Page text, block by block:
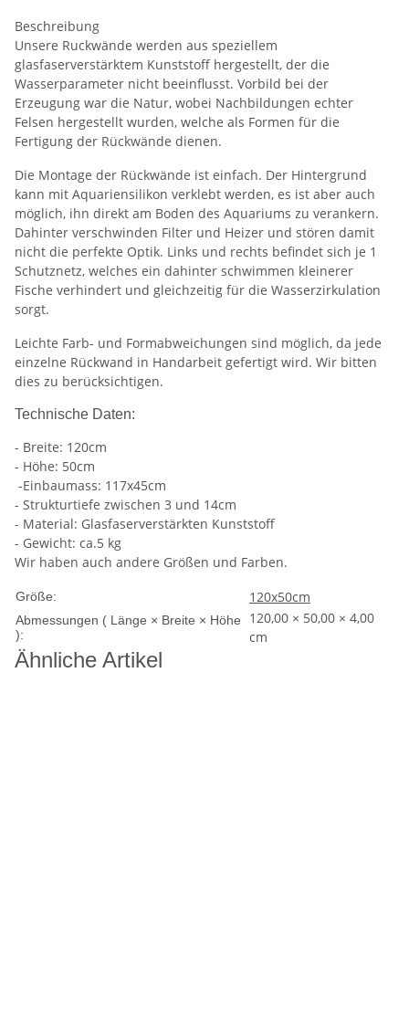
Beschreibung
Unsere Ruckwände werden aus speziellem
glasfaserverstärktem Kunststoff hergestellt, der die
Wasserparameter nicht beeinflusst. Vorbild bei der
Erzeugung war die Natur, wobei Nachbildungen echter
Felsen hergestellt wurden, welche als Formen für die
Fertigung der Rückwände dienen.
Die Montage der Rückwände ist einfach. Der Hintergrund
kann mit Aquariensilikon verklebt werden, es ist aber auch
möglich, ihn direkt am Boden des Aquariums zu verankern.
Dahinter verschwinden Filter und Heizer und stören damit
nicht die perfekte Optik. Links und rechts befindet sich je 1
Schutznetz, welches ein dahinter schwimmen kleinerer
Fische verhindert und gleichzeitig für die Wasserzirkulation
sorgt.
Leichte Farb- und Formabweichungen sind möglich, da jede
einzelne Rückwand in Handarbeit gefertigt wird. Wir bitten
dies zu berücksichtigen.
Technische Daten:
- Breite: 120cm
- Höhe: 50cm
-Einbaumass: 117x45cm
- Strukturtiefe zwischen 3 und 14cm
- Material: Glasfaserverstärkten Kunststoff
- Gewicht: ca.5 kg
Wir haben auch andere Größen und Farben.
Größe: 120x50cm
Abmessungen ( Länge × Breite × Höhe
):
120,00 × 50,00 × 4,00
cm
Ähnliche Artikel